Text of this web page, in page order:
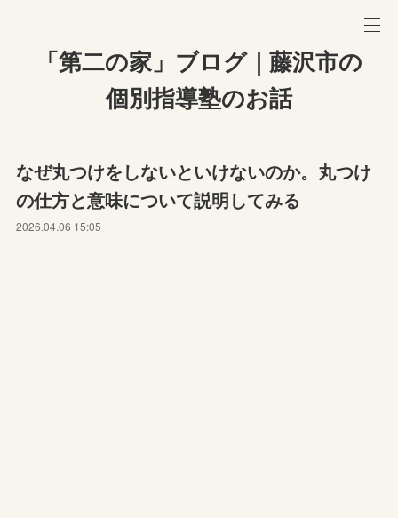
「第二の家」ブログ｜藤沢市の
個別指導塾のお話
なぜ丸つけをしないといけないのか。丸つけ
の仕方と意味について説明してみる
2026.04.06 15:05